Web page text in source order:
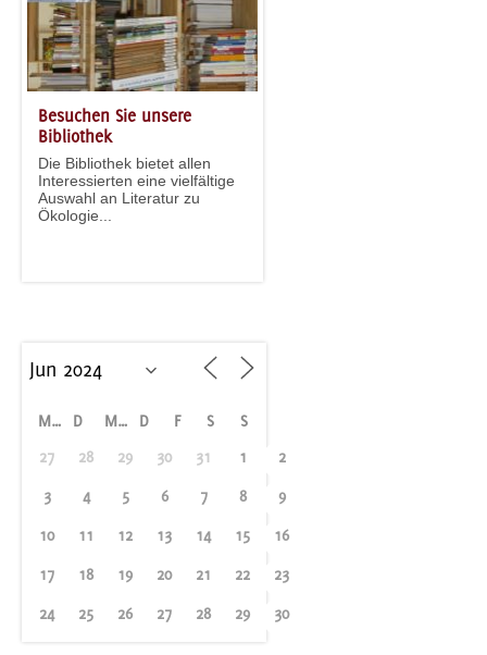
Besuchen Sie unsere
Bibliothek
Die Bibliothek bietet allen
Interessierten eine vielfältige
Auswahl an Literatur zu
Ökologie...
M D M D F S
S
27
28 29 30 31 1 2
3 4 5 6 7 8 9
10 11 12 13 14 15 16
17 18 19 20 21 22 23
24 25 26 27 28 29 30